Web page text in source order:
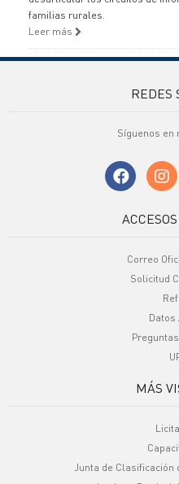
familias rurales.
Leer más
REDES
Síguenos en
Correo
Solicitud
Datos
MÁS
Junta de Clasificación